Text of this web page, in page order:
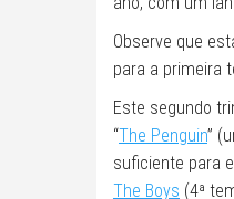
Observe que
para a primeira
Este segundo
“The Penguin”
suficiente para
The Boys (4ª